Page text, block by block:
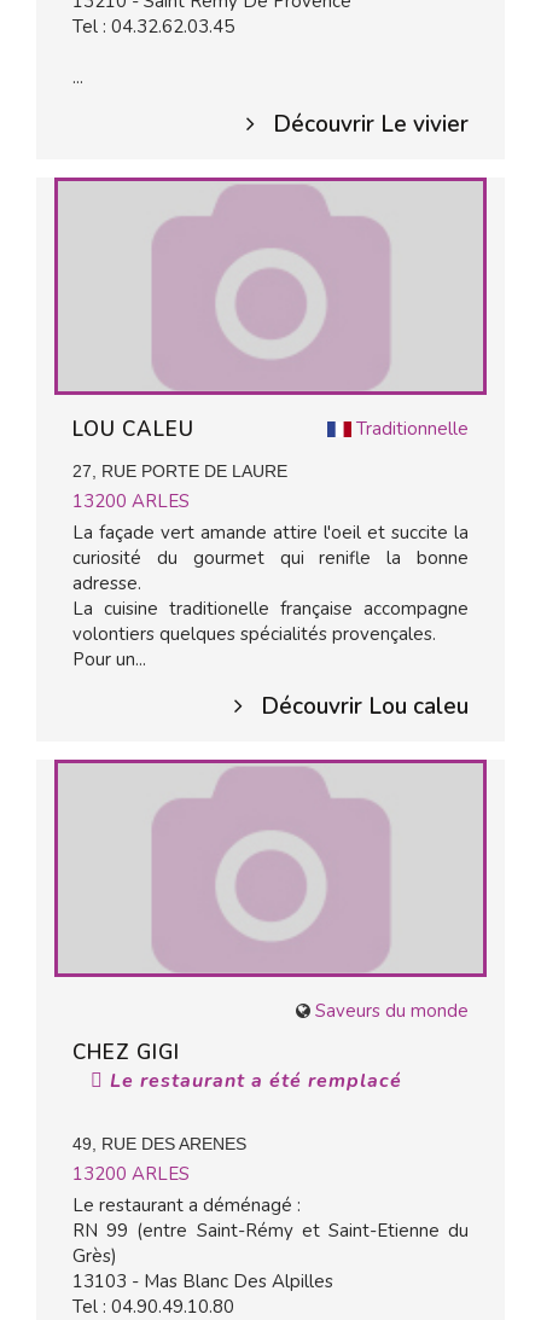
Tel : 04.32.62.03.45
...
Découvrir Le vivier
Traditionnelle
LOU CALEU
27, RUE PORTE DE LAURE
13200 ARLES
La façade vert amande attire l'oeil et succite la
curiosité du gourmet qui renifle la bonne
adresse.
La cuisine traditionelle française accompagne
volontiers quelques spécialités provençales.
Pour un...
Découvrir Lou caleu
Saveurs du monde
CHEZ GIGI
Le restaurant a été remplacé
49, RUE DES ARENES
13200 ARLES
Le restaurant a déménagé :
RN 99 (entre Saint-Rémy et Saint-Etienne du
Grès)
13103 - Mas Blanc Des Alpilles
Tel : 04.90.49.10.80